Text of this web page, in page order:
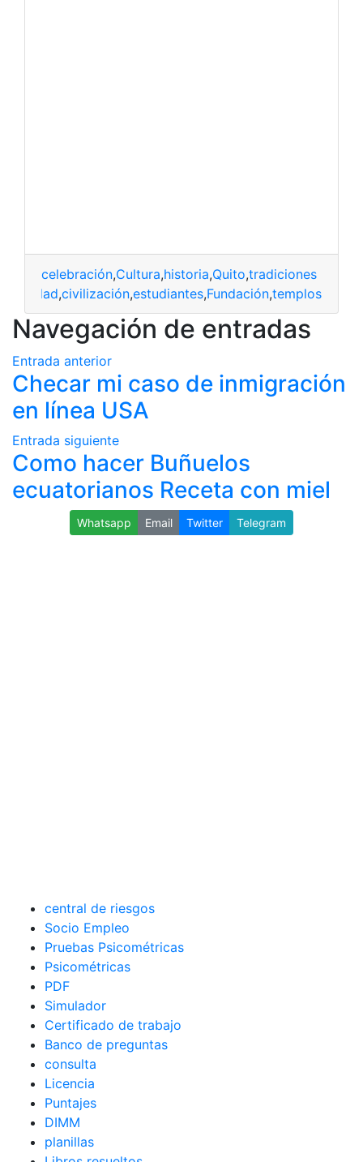
celebración,Cultura,historia,Quito,tradiciones
ciudad,civilización,estudiantes,Fundación,templos
Navegación de entradas
Entrada anterior
Checar mi caso de inmigración
en línea USA
Entrada siguiente
Como hacer Buñuelos
ecuatorianos Receta con miel
Whatsapp Email Twitter Telegram
central de riesgos
Socio Empleo
Pruebas Psicométricas
Psicométricas
PDF
Simulador
Certificado de trabajo
Banco de preguntas
consulta
Licencia
Puntajes
DIMM
planillas